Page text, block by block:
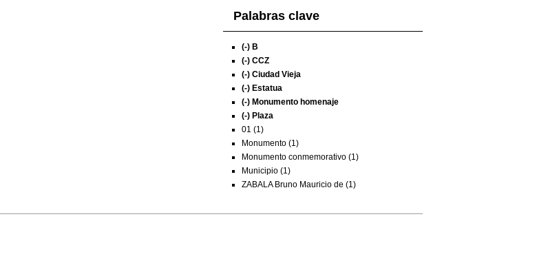
Palabras clave
(-) B
(-) CCZ
(-) Ciudad Vieja
(-) Estatua
(-) Monumento homenaje
(-) Plaza
01 (1)
Monumento (1)
Monumento conmemorativo (1)
Municipio (1)
ZABALA Bruno Mauricio de (1)